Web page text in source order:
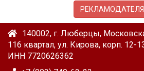
140002, г. Люберцы,
116 квартал, ул. Кирова, корп. 12-
ИНН 7720626362